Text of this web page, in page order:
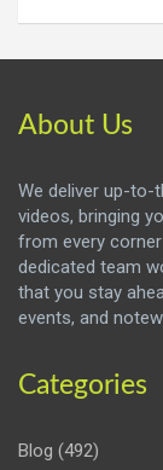
About Us
We deliver up-to-
videos, bringing
from every
dedicated team
that you stay
events, and
Categories
Blog (492)